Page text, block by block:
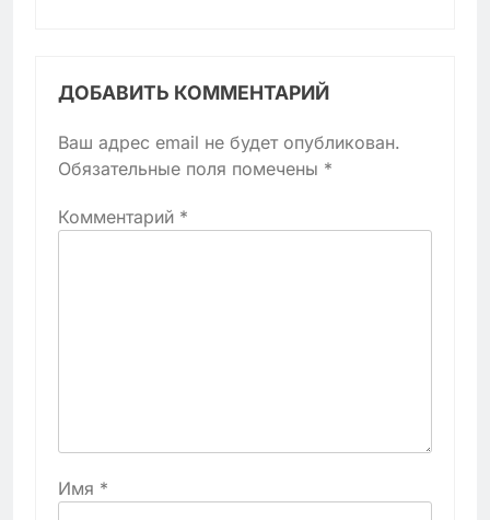
ДОБАВИТЬ КОММЕНТАРИЙ
Ваш адрес email не будет опубликован.
Обязательные поля помечены *
Комментарий *
Имя *